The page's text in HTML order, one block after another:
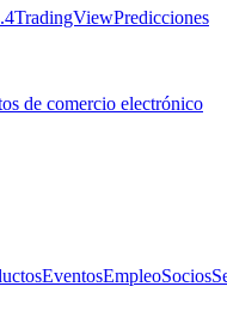
TradingViewPredicciones
de comercio electrónico
EventosEmpleoSocios